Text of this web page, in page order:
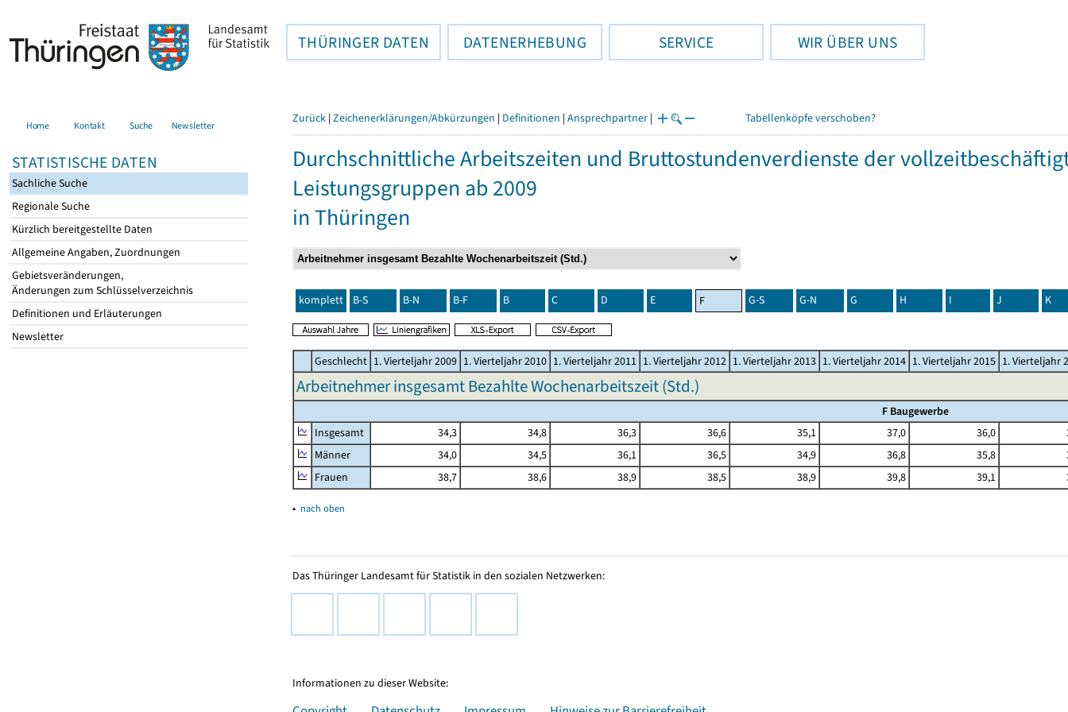
THÜRINGER DATEN DATENERHEBUNG SERVICE WIR ÜBER UNS
Home Kontakt Suche Newsletter
STATISTISCHE DATEN
Sachliche Suche
Regionale Suche
Kürzlich bereitgestellte Daten
Allgemeine Angaben, Zuordnungen
Gebietsveränderungen,
Änderungen zum Schlüsselverzeichnis
Definitionen und Erläuterungen
Newsletter
Zurück | Zeichenerklärungen/Abkürzungen | Definitionen | Ansprechpartner | Tabellenköpfe verschoben?
Durchschnittliche Arbeitszeiten und Bruttostundenverdienste der
Leistungsgruppen ab 2009
in Thüringen
komplett B-S B-N B-F B C D E F G-S G-N G H I J K
Geschlecht 1. Vierteljahr 2009 1. Vierteljahr 2010 1. Vierteljahr 2011 1. Vierteljahr 2012 1. Vierteljahr 2013 1. Vierteljahr 2014 1. Vierteljahr 2015 1. Vierteljahr
Arbeitnehmer insgesamt Bezahlte Wochenarbeitszeit (Std.)
F Baugewerbe
Insgesamt
34,3 34,8 36,3 36,6 35,1 37,0 36,0
Männer
34,0 34,5 36,1 36,5 34,9 36,8 35,8
Frauen
38,7 38,6 38,9 38,5 38,9 39,8 39,1
▴ nach oben
Das Thüringer Landesamt für Statistik in den sozialen Netzwerken:
Informationen zu dieser Website: